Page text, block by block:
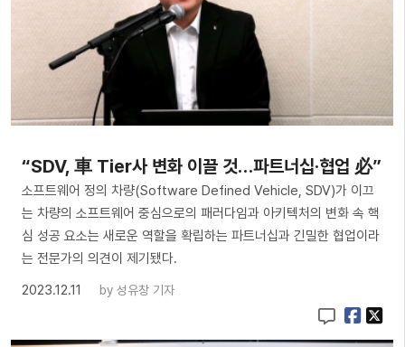
“SDV, 車 Tier사 변화 이끌 것…파트너십·협업 必”
소프트웨어 정의 차량(Software Defined Vehicle, SDV)가 이끄
는 차량의 소프트웨어 중심으로의 패러다임과 아키텍처의 변화 속 핵
심 성공 요소는 새로운 역할을 확립하는 파트너십과 긴밀한 협업이라
는 전문가의 의견이 제기됐다.
2023.12.11
by 성유창 기자